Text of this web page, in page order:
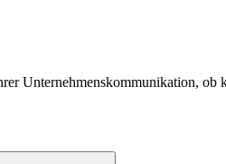
Unternehmenskommunikation,